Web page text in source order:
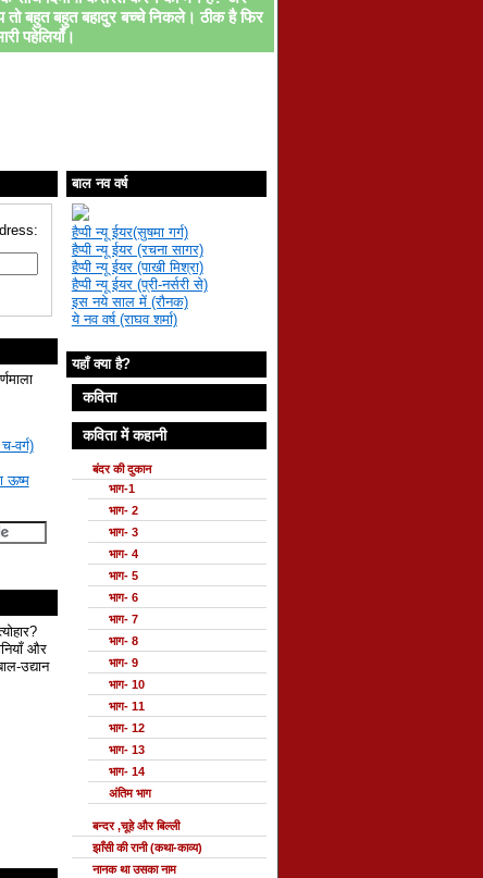
तो बहुत बहुत बहादुर बच्चे निकले। ठीक है फिर
पहेलियाँ।
वर्ग)
ऊष्म
और
उद्यान
बाल नव वर्ष
हैप्पी न्यू ईयर(सुषमा गर्ग)
हैप्पी न्यू ईयर (रचना सागर)
हैप्पी न्यू ईयर (पाखी मिश्रा)
हैप्पी न्यू ईयर (प्री-नर्सरी से)
इस नये साल में (रौनक)
ये नव वर्ष (राघव शर्मा)
यहाँ क्या है?
कविता
कविता में कहानी
बंदर की दुकान
भाग-1
भाग- 2
भाग- 3
भाग- 4
भाग- 5
भाग- 6
भाग- 7
भाग- 8
भाग- 9
भाग- 10
भाग- 11
भाग- 12
भाग- 13
भाग- 14
अंतिम भाग
बन्दर ,चूहे और बिल्ली
झाँसी की रानी (कथा-काव्य)
नानक था उसका नाम